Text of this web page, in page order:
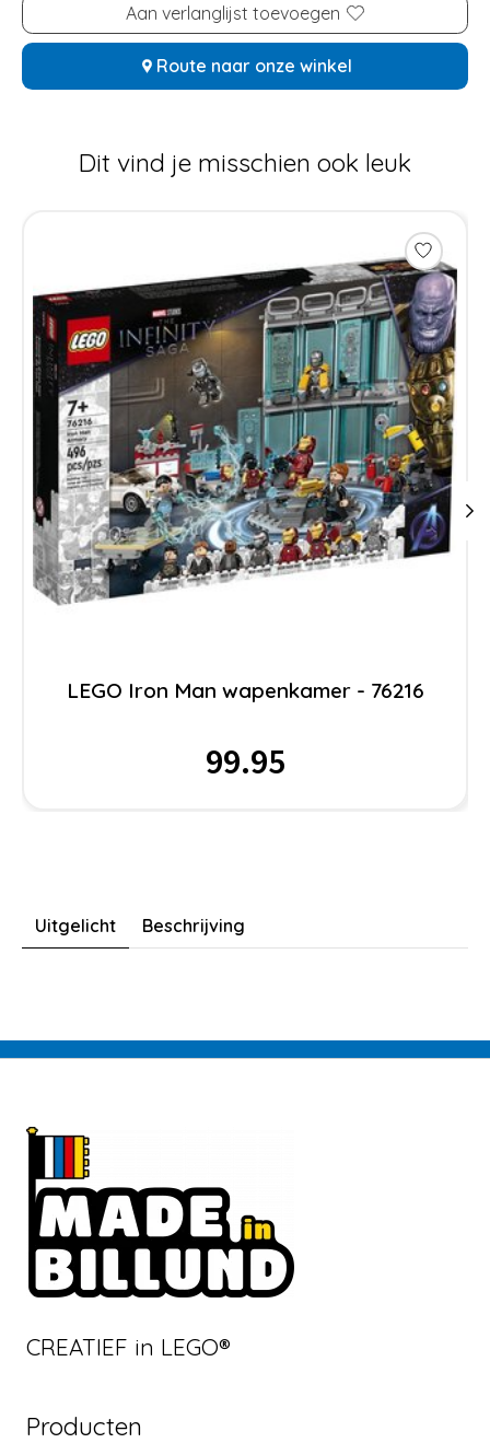
Aan verlanglijst toevoegen
Route naar onze winkel
Dit vind je misschien ook leuk
LEGO Iron Man wapenkamer - 76216
99.95
Uitgelicht Beschrijving
CREATIEF in LEGO®
Producten